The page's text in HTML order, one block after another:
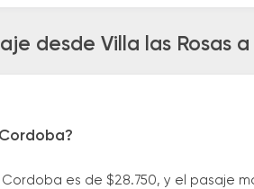
desde Villa las Rosas
es de $28.750, y el pasaje